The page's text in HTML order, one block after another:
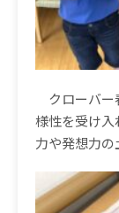
クローバー
様性を受け入
力や発想力の